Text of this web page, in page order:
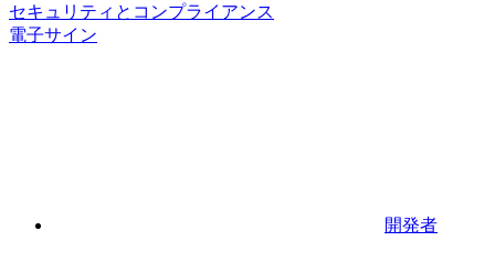
セキュリティとコンプライアンス
電子サイン
開発者